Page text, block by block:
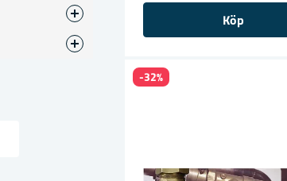
Köp
-32%